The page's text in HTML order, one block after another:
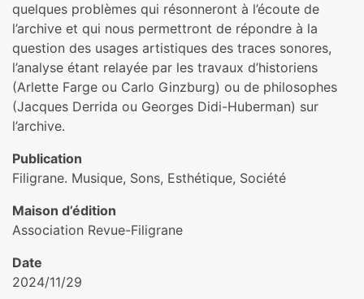
quelques problèmes qui résonneront à l’écoute de
l’archive et qui nous permettront de répondre à la
question des usages artistiques des traces sonores,
l’analyse étant relayée par les travaux d’historiens
(Arlette Farge ou Carlo Ginzburg) ou de philosophes
(Jacques Derrida ou Georges Didi-Huberman) sur
l’archive.
Publication
Filigrane. Musique, Sons, Esthétique, Société
Maison d’édition
Association Revue-Filigrane
Date
2024/11/29